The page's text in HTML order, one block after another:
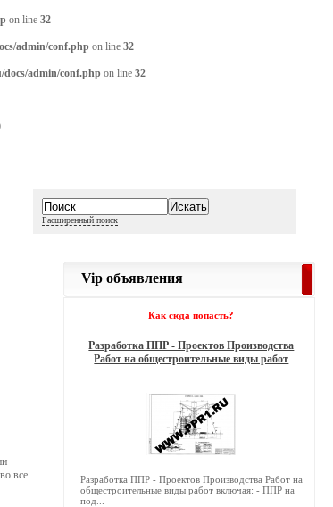
on line 32
admin/conf.php on line 32
docs/admin/conf.php on line 32
Расширенный поиск
все
Vip объявления
Как сюда попасть?
Разработка ППР - Проектов Производства
Работ на общестроительные виды работ
Разработка ППР - Проектов Производства Работ на
общестроительные виды работ включая: - ППР на
под...